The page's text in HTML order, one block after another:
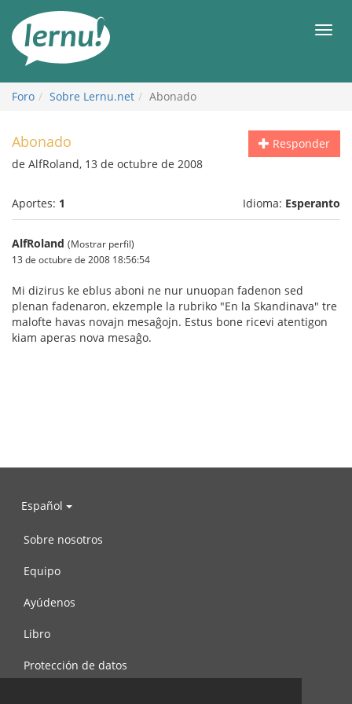
Foro Sobre Lernu.net Abonado
Responder
Abonado
de AlfRoland, 13 de octubre de 2008
Aportes: 1 Idioma: Esperanto
AlfRoland (Mostrar perfil)
13 de octubre de 2008 18:56:54
Mi dizirus ke eblus aboni ne nur unuopan fadenon sed
plenan fadenaron, ekzemple la rubriko "En la Skandinava" tre
malofte havas novajn mesaĝojn. Estus bone ricevi atentigon
kiam aperas nova mesaĝo.
Español
Sobre nosotros
Equipo
Ayúdenos
Libro
Protección de datos